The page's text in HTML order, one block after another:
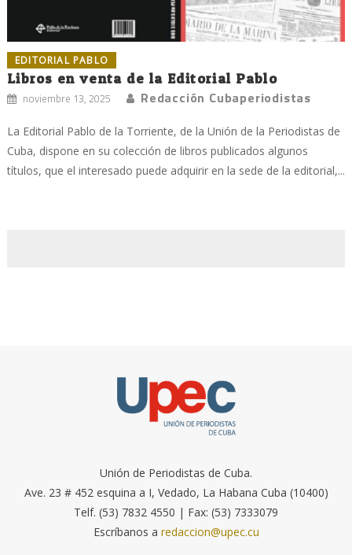
EDITORIAL PABLO
Libros en venta de la Editorial Pablo
noviembre 13, 2025 Redacción Cubaperiodistas
La Editorial Pablo de la Torriente, de la Unión de la Periodistas de
Cuba, dispone en su colección de libros publicados algunos
títulos, que el interesado puede adquirir en la sede de la editorial,...
Unión de Periodistas de Cuba.
Ave. 23 # 452 esquina a I, Vedado, La Habana Cuba (10400)
Telf. (53) 7832 4550 | Fax: (53) 7333079
Escríbanos a redaccion@upec.cu